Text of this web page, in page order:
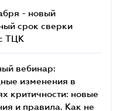
- новый
срок сверки
ТЦК
вебинар:
изменения в
критичности: новые
и правила. Как не